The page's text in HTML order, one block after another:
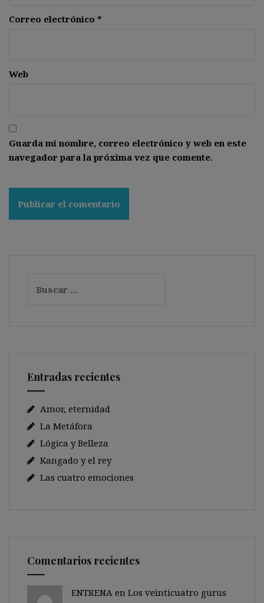
Correo electrónico *
Web
Guarda mi nombre, correo electrónico y web en este
navegador para la próxima vez que comente.
Entradas recientes
Amor, eternidad
La Metáfora
Lógica y Belleza
Kangado y el rey
Las cuatro emociones
Comentarios recientes
ENTRENA en Los veinticuatro gurus